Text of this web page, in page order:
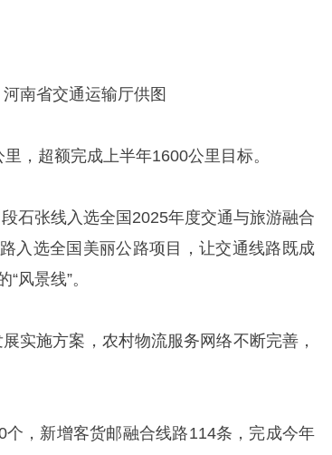
南省交通运输厅供图
，超额完成上半年1600公里目标。
石张线入选全国2025年度交通与旅游融合
入选全国美丽公路项目，让交通线路既成
风景线”。
实施方案，农村物流服务网络不断完善，
，新增客货邮融合线路114条，完成今年